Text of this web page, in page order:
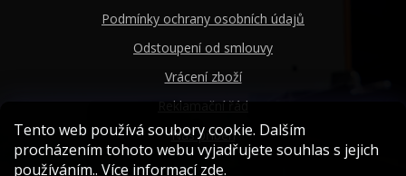
Tento web používá soubory cookie. Dalším
procházením tohoto webu vyjadřujete souhlas s jejich
používáním.. Více informacízde.
Podmínky ochrany osobních údajů
Odstoupení od smlouvy
Vrácení zboží
Reklamační řád
Náš příběh